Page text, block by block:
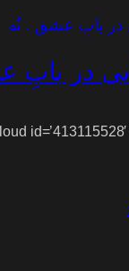
در بابِ